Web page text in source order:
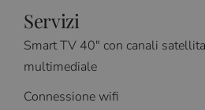
Servizi
Smart TV 40″ con canali
multimediale
Connessione wifi